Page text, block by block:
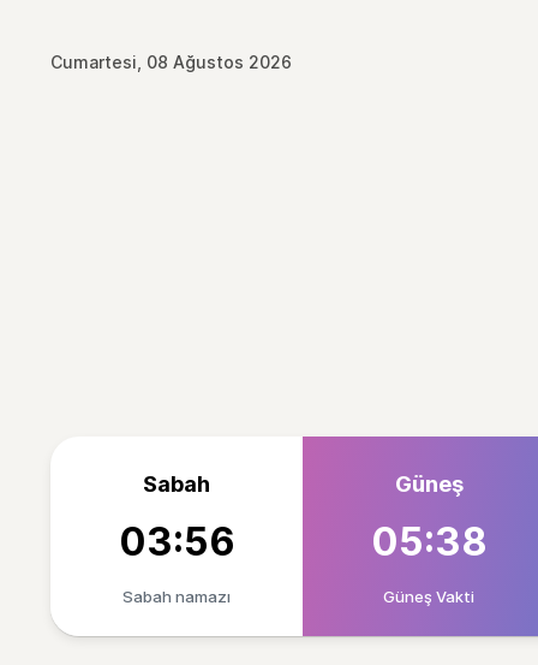
Cumartesi, 08 Ağustos 2026
Sabah
03:56
Sabah namazı
Güneş
05:38
Güneş Vakti